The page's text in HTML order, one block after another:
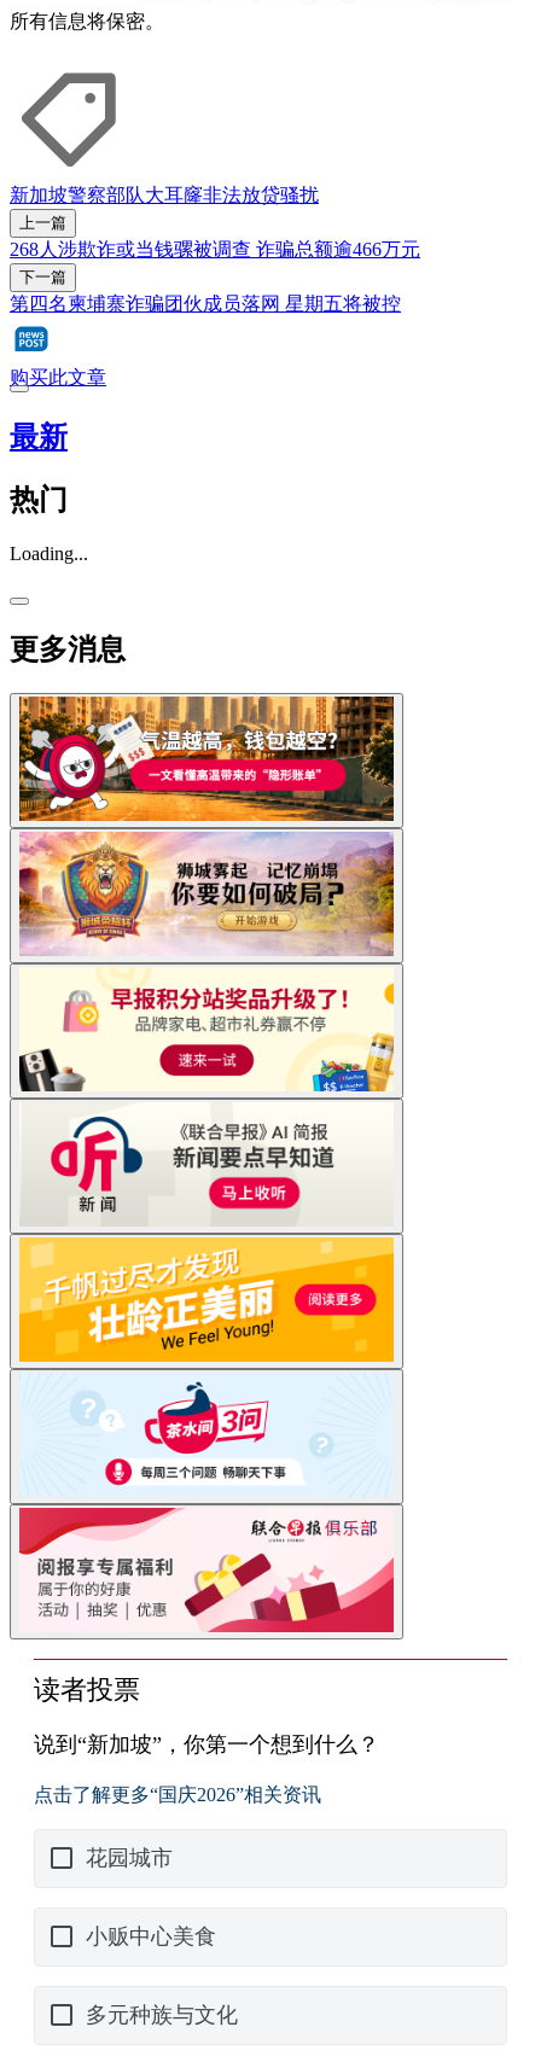
所有信息将保密。
新加坡警察部队大耳窿非法放贷骚扰
上一篇
268人涉欺诈或当钱骡被调查 诈骗总额逾466万元
下一篇
第四名柬埔寨诈骗团伙成员落网 星期五将被控
购买此文章
最新
热门
Loading...
更多消息